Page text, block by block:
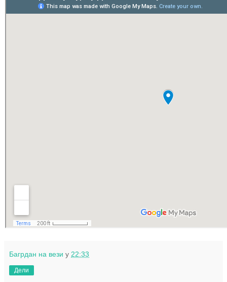
Багрдан на вези у 22:33
Дели